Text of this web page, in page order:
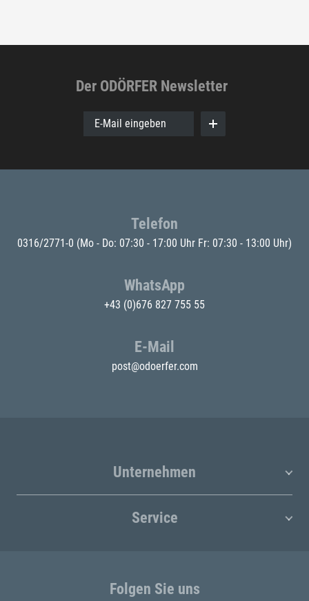
Der ODÖRFER Newsletter
E-Mail eingeben
Telefon
0316/2771-0 (Mo - Do: 07:30 - 17:00 Uhr Fr: 07:30 - 13:00 Uhr)
WhatsApp
+43 (0)676 827 755 55
E-Mail
post@odoerfer.com
Unternehmen
Service
Folgen Sie uns